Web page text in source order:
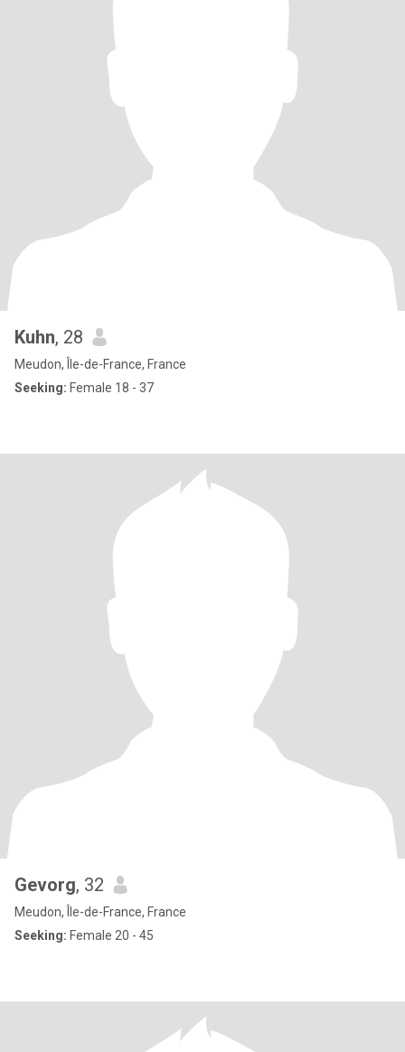
Kuhn, 28
Meudon, Île-de-France, France
Seeking: Female 18 - 37
Gevorg, 32
Meudon, Île-de-France, France
Seeking: Female 20 - 45